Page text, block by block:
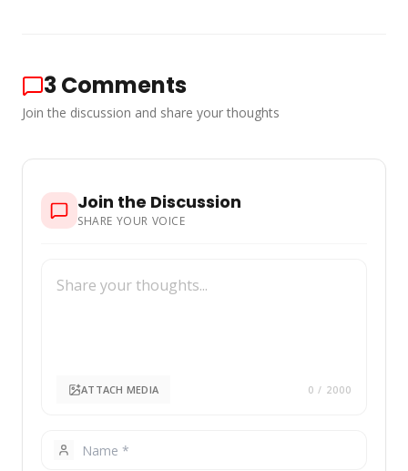
3Comments
Join the discussion and share your thoughts
Join the Discussion
SHARE YOUR VOICE
ATTACH MEDIA 0 / 2000